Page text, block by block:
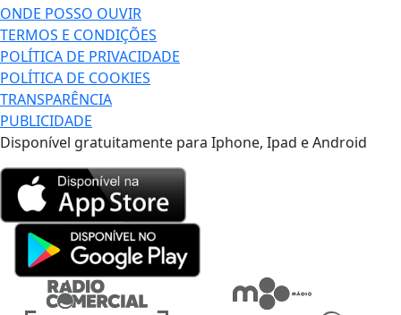
ONDE POSSO OUVIR
TERMOS E CONDIÇÕES
POLÍTICA DE PRIVACIDADE
POLÍTICA DE COOKIES
TRANSPARÊNCIA
PUBLICIDADE
Disponível gratuitamente para Iphone, Ipad e Android